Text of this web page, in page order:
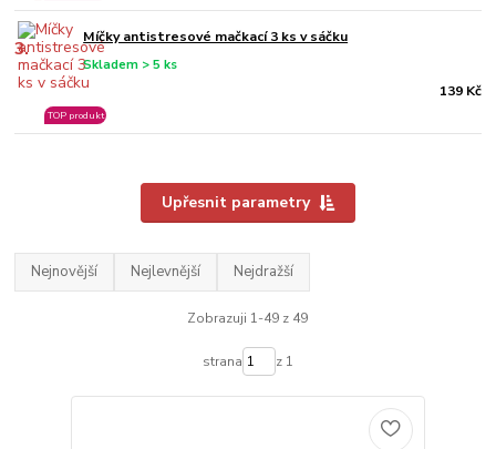
3. Míčky antistresové mačkací 3 ks v sáčku
Skladem > 5 ks
TOP produkt
139 Kč
Upřesnit parametry
Nejnovější Nejlevnější Nejdražší
Zobrazuji 1-49 z 49
strana z 1